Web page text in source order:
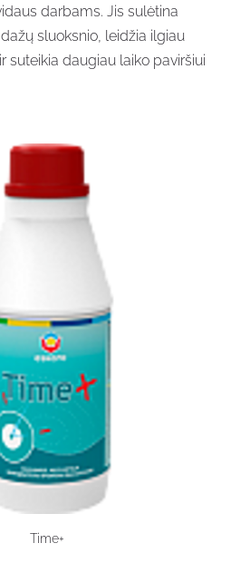
darbams. Jis sulėtina
sluoksnio, leidžia ilgiau
suteikia daugiau laiko paviršiui
Time+